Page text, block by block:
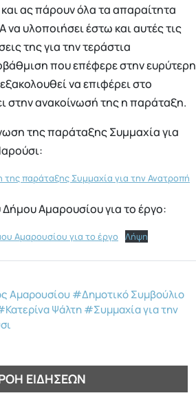
ας πάρουν όλα τα απαραίτητα
υλοποιήσει έστω και αυτές τις
της για την τεράστια
που επέφερε στην ευρύτερη
να επιφέρει στο
στην ανακοίνωσή της η παράταξη.
της παράταξης Συμμαχία για
της παράταξης Συμμαχία για την Ανατροπή
Δήμου Αμαρουσίου για το έργο:
Αμαρουσίου για το έργο Λήψη
Αμαρουσίου #Δημοτικό Συμβούλιο
Ψάλτη#Συμμαχία για την
ΕΙΔΉΣΕΩΝ